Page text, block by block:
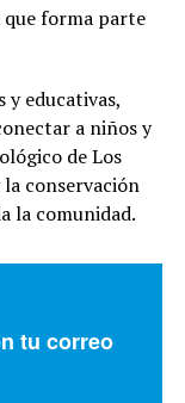
forma parte
y educativas,
a niños y
de Los
conservación
la comunidad.